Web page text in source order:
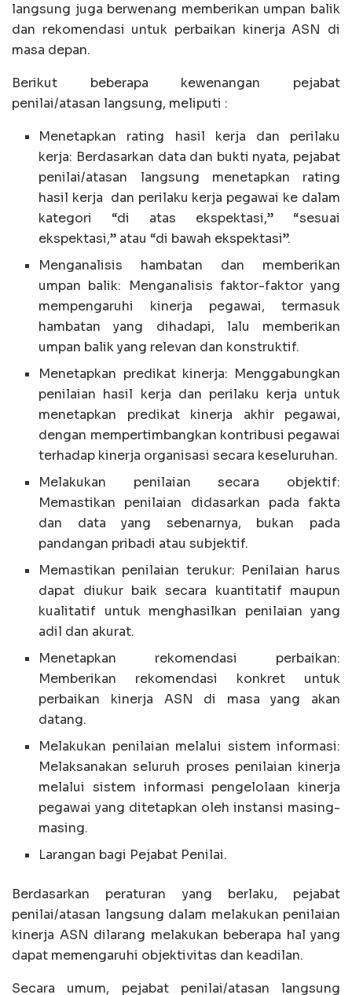
langsung juga berwenang memberikan umpan balik
dan rekomendasi untuk perbaikan kinerja ASN di
masa depan.
Berikut beberapa kewenangan pejabat
penilai/atasan langsung, meliputi :
Menetapkan rating hasil kerja dan perilaku
kerja: Berdasarkan data dan bukti nyata, pejabat
penilai/atasan langsung menetapkan rating
hasil kerja dan perilaku kerja pegawai ke dalam
kategori “di atas ekspektasi,” “sesuai
ekspektasi,” atau “di bawah ekspektasi”.
Menganalisis hambatan dan memberikan
umpan balik: Menganalisis faktor-faktor yang
mempengaruhi kinerja pegawai, termasuk
hambatan yang dihadapi, lalu memberikan
umpan balik yang relevan dan konstruktif.
Menetapkan predikat kinerja: Menggabungkan
penilaian hasil kerja dan perilaku kerja untuk
menetapkan predikat kinerja akhir pegawai,
dengan mempertimbangkan kontribusi pegawai
terhadap kinerja organisasi secara keseluruhan.
Melakukan penilaian secara objektif:
Memastikan penilaian didasarkan pada fakta
dan data yang sebenarnya, bukan pada
pandangan pribadi atau subjektif.
Memastikan penilaian terukur: Penilaian harus
dapat diukur baik secara kuantitatif maupun
kualitatif untuk menghasilkan penilaian yang
adil dan akurat.
Menetapkan rekomendasi perbaikan:
Memberikan rekomendasi konkret untuk
perbaikan kinerja ASN di masa yang akan
datang.
Melakukan penilaian melalui sistem informasi:
Melaksanakan seluruh proses penilaian kinerja
melalui sistem informasi pengelolaan kinerja
pegawai yang ditetapkan oleh instansi masing-
masing.
Larangan bagi Pejabat Penilai.
Berdasarkan peraturan yang berlaku, pejabat
penilai/atasan langsung dalam melakukan penilaian
kinerja ASN dilarang melakukan beberapa hal yang
dapat memengaruhi objektivitas dan keadilan.
Secara umum, pejabat penilai/atasan langsung